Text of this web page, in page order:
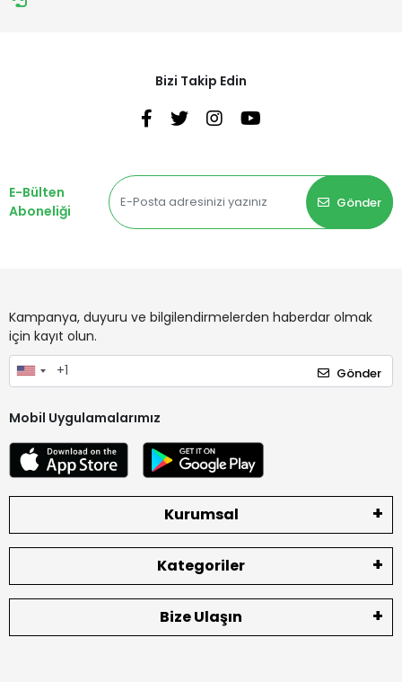
Bizi Takip Edin
E-Bülten
Aboneliği
Gönder
Kampanya, duyuru ve bilgilendirmelerden haberdar olmak
için kayıt olun.
Gönder
Mobil Uygulamalarımız
Kurumsal
Kategoriler
Bize Ulaşın